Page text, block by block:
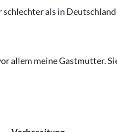
als in
allem meine Gastmutter.